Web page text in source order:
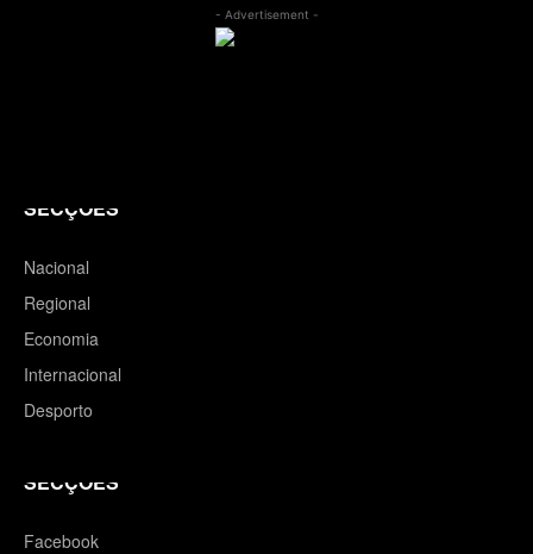
- Advertisement -
SECÇÕES
Nacional
Regional
Economia
Internacional
Desporto
SECÇÕES
Facebook